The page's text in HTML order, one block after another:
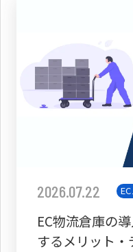
2026.07.22
EC物流倉庫の
するメリット・